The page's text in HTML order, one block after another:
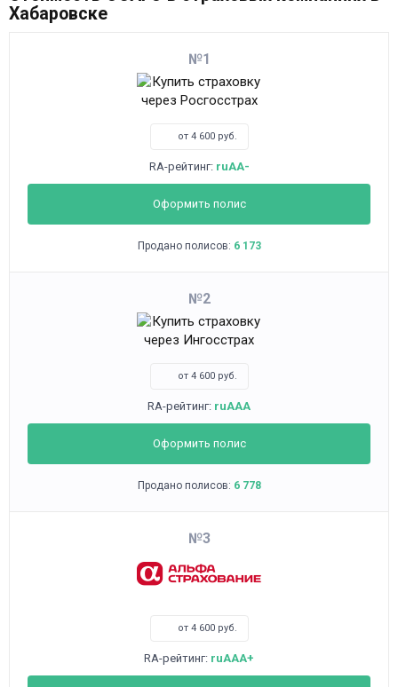
Хабаровске
1
от 4 600 руб.
RA-рейтинг: ruAA-
Оформить полис
Продано полисов: 6 173
2
от 4 600 руб.
RA-рейтинг: ruAAA
Оформить полис
Продано полисов: 6 778
3
от 4 600 руб.
RA-рейтинг: ruAAA+